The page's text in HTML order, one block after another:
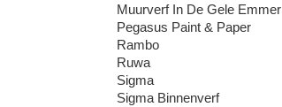
Muurverf In De Gele Emmer
Pegasus Paint & Paper
Rambo
Ruwa
Sigma
Sigma Binnenverf